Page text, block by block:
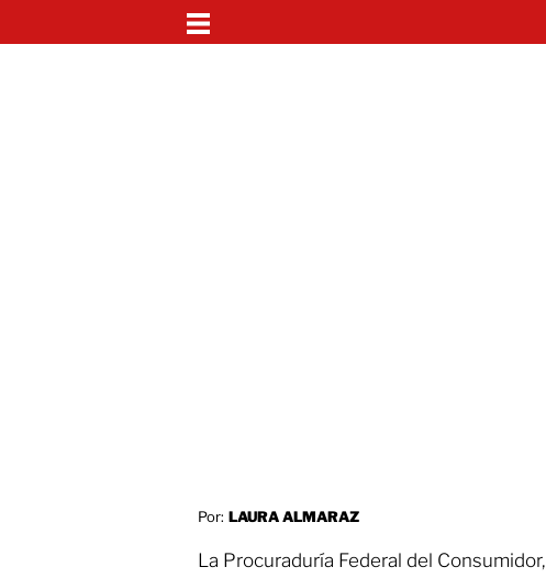
Por: LAURA ALMARAZ
La Procuraduría Federal del Consumidor,